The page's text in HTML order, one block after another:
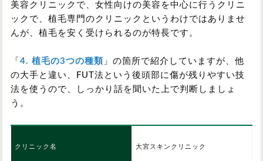
美容クリニックで、女性向けの美容を中心に行うクリニ
ックで、植毛専門のクリニックというわけではありませ
んが、植毛を安く受けられるのが特長です。
「 4. 植毛の3つの種類 」の箇所で紹介していますが、他
の大手と違い、FUT法という後頭部に傷が残りやすい技
法を使うので、しっかり話を聞いた上で判断しましょ
う。
クリニック名 大宮スキンクリニック